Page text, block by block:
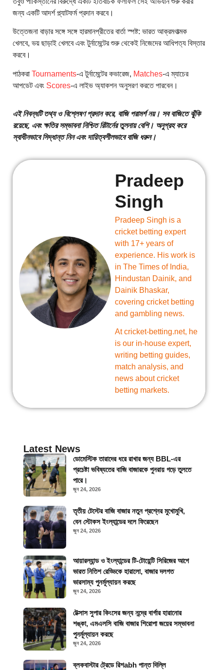
জন্য একটি আদর্শ প্ল্যাটফর্ম প্রদান করবে।
উত্তেজনা বাড়ার সঙ্গে সঙ্গে হারমানপ্রীতের বার্তা স্পষ্ট: ভারত আক্রমণাত্মক
খেলবে, ভয় ছাড়াই খেলবে এবং টুর্নামেন্টের শুরু থেকেই নিজেদের আধিপত্য বিস্তার
করবে।
পাঠকরা Tournaments-এ টুর্নামেন্টের কভারেজ, Matches-এ ম্যাচের
আপডেট এবং Scores-এ লাইভ অ্যাকশন অনুসরণ করতে পারবেন।
এই নিবন্ধটি তথ্য ও বিশ্লেষণ প্রদান করে, বাজি পরামর্শ নয়। সব বাজিতে ঝুঁকি
রয়েছে, এবং ক্ষতির সম্ভাবনা নিশ্চিত রিটার্নের তুলনায় বেশি। অনুগ্রহ করে
স্বাধীনভাবে সিদ্ধান্ত নিন এবং দায়িত্বশীলভাবে বাজি ধরুন।
Pradeep
Singh
Pradeep Singh is a
cricket betting expert
with 17+ years of
experience. His work is
in The Times of India,
Hindustan Dainik, and
Dainik Bhaskar,
covering cricket betting
and gambling news.
At cricket-betting.net, he
is our in-house expert,
writing betting guides,
match analysis, and
news about cricket
betting markets.
Latest News
ডোমেস্টিক তারাদের ধরে রাখার জন্য BBL-এর
প্রচেষ্টা ভবিষ্যতের বাজি বাজারকে পুনরায় গড়ে তুলতে
পারে।
জুন 24, 2026
তৃতীয় টেস্টের বাজি বাজার নতুন প্রশ্নের মুখোমুখি,
বেন স্টোকস ইংল্যান্ডের দলে ফিরেছেন
জুন 24, 2026
আয়ারল্যান্ড ও ইংল্যান্ডের টি-টোয়েন্টি সিরিজের আগে
ভারত নিতিশ রেড্ডিকে হারালো, বাজার দলগত
ভারসাম্য পুনর্মূল্যায়ন করছে
জুন 24, 2026
টেক্সাস সুপার কিংসের জন্য নন্দ্রে বার্গার হারানোর
শঙ্কা, এমএলসি বাজি বাজার শিরোপা জয়ের সম্ভাবনা
পুনর্মূল্যায়ন করছে
জুন 24, 2026
ব্লকবাস্টার ট্রেডে রিশabh পান্ত দিল্লি